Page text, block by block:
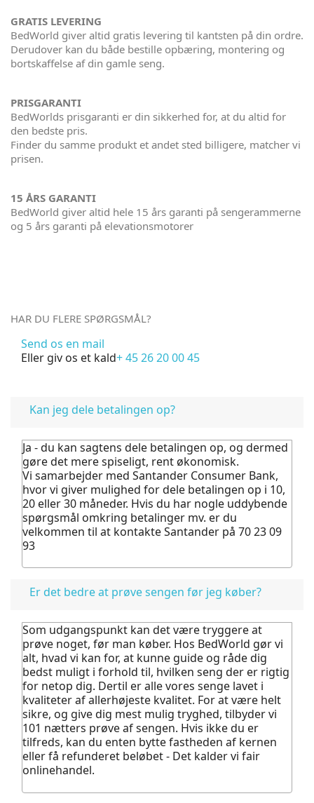
GRATIS LEVERING
BedWorld giver altid gratis levering til kantsten på din ordre.
Derudover kan du både bestille opbæring, montering og
bortskaffelse af din gamle seng.
PRISGARANTI
BedWorlds prisgaranti er din sikkerhed for, at du altid for
den bedste pris.
Finder du samme produkt et andet sted billigere, matcher vi
prisen.
15 ÅRS GARANTI
BedWorld giver altid hele 15 års garanti på sengerammerne
og 5 års garanti på elevationsmotorer
HAR DU FLERE SPØRGSMÅL?
Send os en mail
Eller giv os et kald+ 45 26 20 00 45
Kan jeg dele betalingen op?
Ja - du kan sagtens dele betalingen op, og dermed
gøre det mere spiseligt, rent økonomisk.
Vi samarbejder med Santander Consumer Bank,
hvor vi giver mulighed for dele betalingen op i 10,
20 eller 30 måneder. Hvis du har nogle uddybende
spørgsmål omkring betalinger mv. er du
velkommen til at kontakte Santander på 70 23 09
93
Er det bedre at prøve sengen før jeg køber?
Som udgangspunkt kan det være tryggere at
prøve noget, før man køber. Hos BedWorld gør vi
alt, hvad vi kan for, at kunne guide og råde dig
bedst muligt i forhold til, hvilken seng der er rigtig
for netop dig. Dertil er alle vores senge lavet i
kvaliteter af allerhøjeste kvalitet. For at være helt
sikre, og give dig mest mulig tryghed, tilbyder vi
101 nætters prøve af sengen. Hvis ikke du er
tilfreds, kan du enten bytte fastheden af kernen
eller få refunderet beløbet - Det kalder vi fair
onlinehandel.